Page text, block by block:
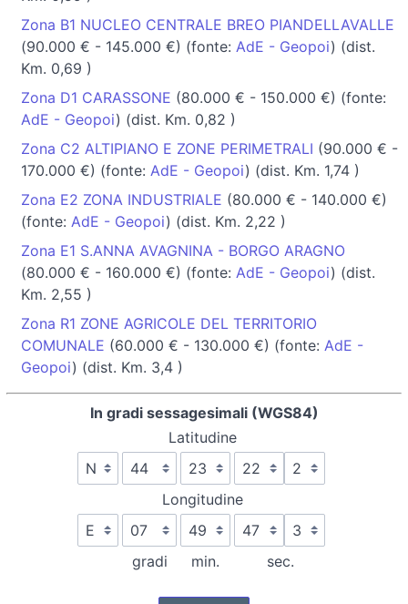
Zona B1 NUCLEO CENTRALE BREO PIANDELLAVALLE
(90.000 € - 145.000 €) (fonte: AdE - Geopoi) (dist.
Km. 0,69 )
Zona D1 CARASSONE (80.000 € - 150.000 €) (fonte:
AdE - Geopoi) (dist. Km. 0,82 )
Zona C2 ALTIPIANO E ZONE PERIMETRALI (90.000 € -
170.000 €) (fonte: AdE - Geopoi) (dist. Km. 1,74 )
Zona E2 ZONA INDUSTRIALE (80.000 € - 140.000 €)
(fonte: AdE - Geopoi) (dist. Km. 2,22 )
Zona E1 S.ANNA AVAGNINA - BORGO ARAGNO
(80.000 € - 160.000 €) (fonte: AdE - Geopoi) (dist.
Km. 2,55 )
Zona R1 ZONE AGRICOLE DEL TERRITORIO
COMUNALE (60.000 € - 130.000 €) (fonte: AdE -
Geopoi) (dist. Km. 3,4 )
In gradi sessagesimali (WGS84)
Latitudine
Longitudine
gradi min. sec.